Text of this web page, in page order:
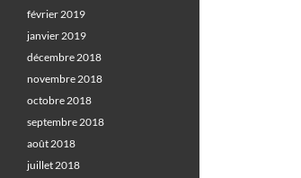
février 2019
janvier 2019
décembre 2018
novembre 2018
octobre 2018
septembre 2018
août 2018
juillet 2018